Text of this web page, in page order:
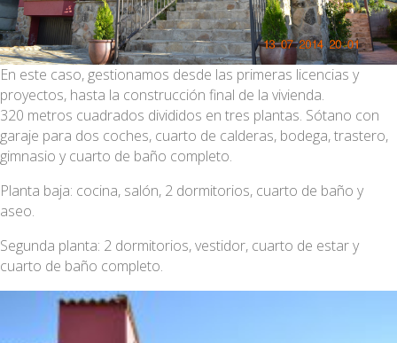
En este caso, gestionamos desde las primeras licencias y
proyectos, hasta la construcción final de la vivienda.
320 metros cuadrados divididos en tres plantas. Sótano con
garaje para dos coches, cuarto de calderas, bodega, trastero,
gimnasio y cuarto de baño completo.
Planta baja: cocina, salón, 2 dormitorios, cuarto de baño y
aseo.
Segunda planta: 2 dormitorios, vestidor, cuarto de estar y
cuarto de baño completo.